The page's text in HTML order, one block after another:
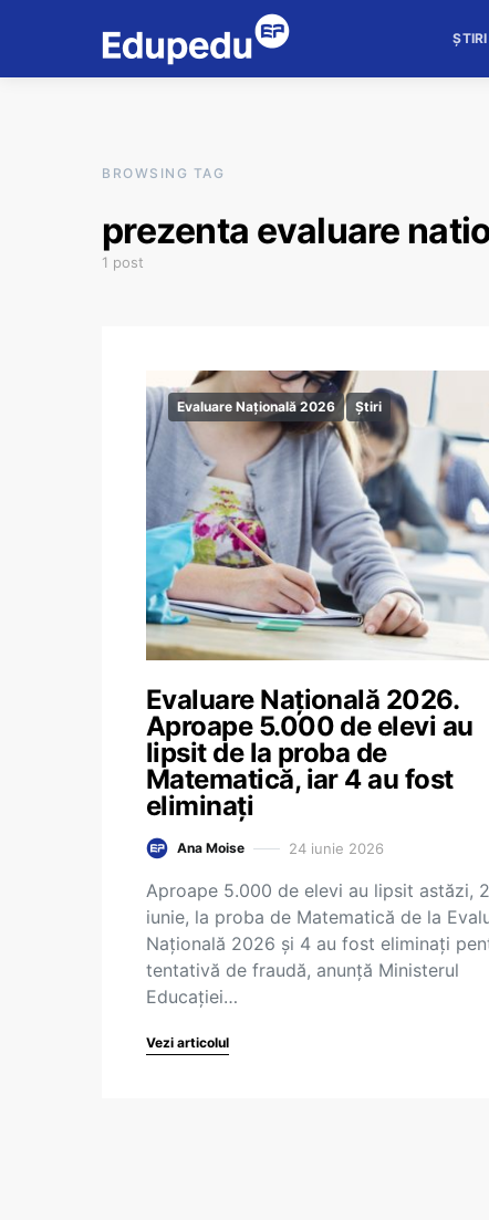
ȘTIRI
BROWSING TAG
prezenta evaluare
1 post
Evaluare Națională 2026 Știri
Evaluare Națională 2026.
Aproape 5.000 de elevi au
lipsit de la proba de
Matematică, iar 4 au fost
eliminați
Ana Moise 24 iunie 2026
Aproape 5.000 de elevi au lipsit astăzi,
iunie, la proba de Matematică de la
Națională 2026 și 4 au fost eliminați
tentativă de fraudă, anunță Ministerul
Educației…
Vezi articolul